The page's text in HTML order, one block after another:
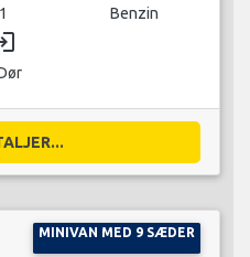
1 Benzin
MINIVAN MED 9 SÆDER